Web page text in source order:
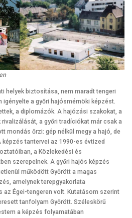
helyek biztosítása, nem maradt tengeri
a győri hajósmérnöki képzést.
a diplomázók. A hajózási szakokat, a
a győri tradíciókat már csak a
mondás őrzi: gép nélkül megy a hajó, de
képzés tantervei az 1990-es évtized
a Közlekedési és
szerepelnek. A győri hajós képzés
működött Győrött a magas
amelynek terepgyakorlata
az Égei-tengeren volt. Kutatásom szerint
tanfolyam Győrött. Széleskörű
a képzés folyamatában